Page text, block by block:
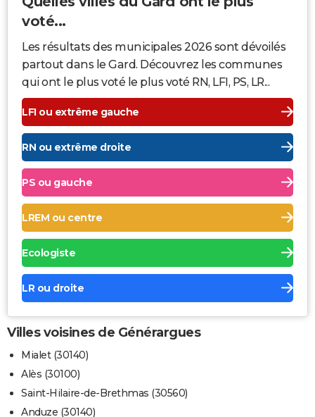
voté...
Les résultats des municipales 2026 sont dévoilés
partout dans le Gard. Découvrez les communes
qui ont le plus voté le plus voté RN, LFI, PS, LR...
LFI ou extrême gauche
RN ou extrême droite
PS ou gauche
LREM ou centre
Ecologiste
LR ou droite
Villes voisines de Générargues
Mialet (30140)
Alès (30100)
Saint-Hilaire-de-Brethmas (30560)
Anduze (30140)